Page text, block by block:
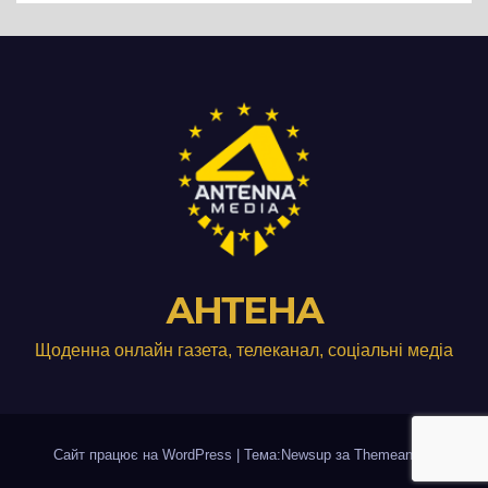
АНТЕНА
Щоденна онлайн газета, телеканал, соціальні медіа
Сайт працює на WordPress Тема:Newsup за Themeansar